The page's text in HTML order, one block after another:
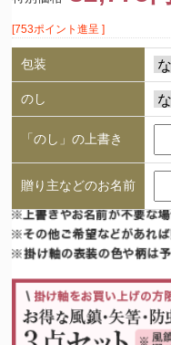
[753ポイント進呈 ]
包装
のし
「のし」の上書き
贈り主などのお名前